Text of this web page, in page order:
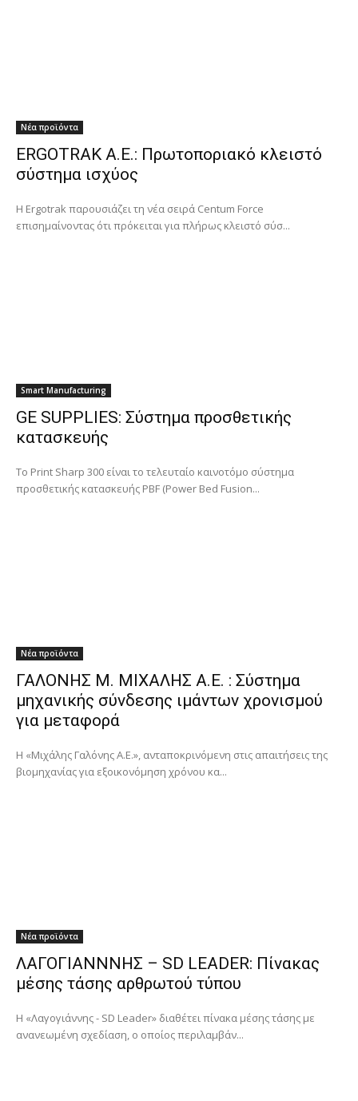
Νέα προϊόντα
ERGOTRAK Α.Ε.: Πρωτοποριακό κλειστό
σύστημα ισχύος
Η Ergotrak παρουσιάζει τη νέα σειρά Centum Force
επισημαίνοντας ότι πρόκειται για πλήρως κλειστό σύσ...
Smart Manufacturing
GE SUPPLIES: Σύστημα προσθετικής
κατασκευής
Το Print Sharp 300 είναι το τελευταίο καινοτόμο σύστημα
προσθετικής κατασκευής PBF (Power Bed Fusion...
Νέα προϊόντα
ΓΑΛΟΝΗΣ Μ. ΜΙΧΑΛΗΣ Α.Ε. : Σύστημα
μηχανικής σύνδεσης ιμάντων χρονισμού
για μεταφορά
Η «Μιχάλης Γαλόνης Α.Ε.», ανταποκρινόμενη στις απαιτήσεις της
βιομηχανίας για εξοικονόμηση χρόνου κα...
Νέα προϊόντα
ΛΑΓΟΓΙΑΝΝΝΗΣ – SD LEADER: Πίνακας
μέσης τάσης αρθρωτού τύπου
Η «Λαγογιάννης - SD Leader» διαθέτει πίνακα μέσης τάσης με
ανανεωμένη σχεδίαση, ο οποίος περιλαμβάν...